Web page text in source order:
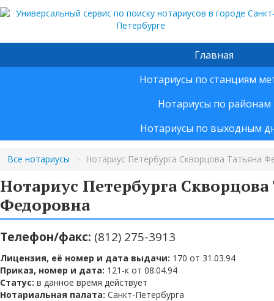
Главная
Нотариусы по станциям
Нотариусы по районам
Нотариусы по выходным
Все нотариусы > Нотариус Петербурга Скворцова Татьяна
Нотариус Петербурга Скворцова
Федоровна
Телефон/факс: (812) 275-3913
Лицензия, её номер и дата выдачи: 170 от 31.03.94
Приказ, номер и дата: 121-к от 08.04.94
Статус: в данное время действует
Нотариальная палата: Санкт-Петербурга